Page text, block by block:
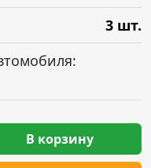
3 шт.
В корзину